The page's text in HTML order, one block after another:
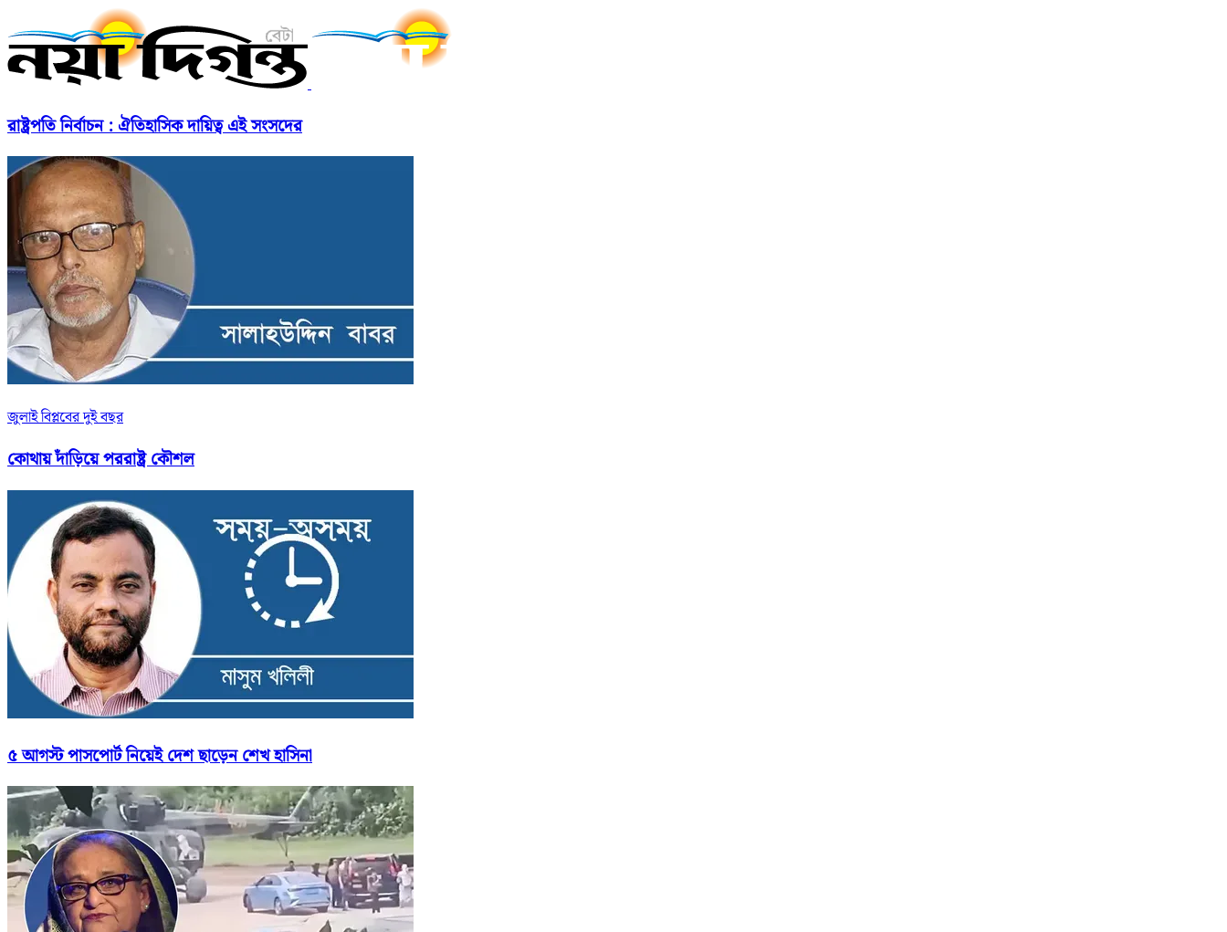
রাষ্ট্রপতি নির্বাচন : ঐতিহাসিক দায়িত্ব এই সংসদের
জুলাই বিপ্লবের দুই বছর
কোথায় দাঁড়িয়ে পররাষ্ট্র কৌশল
৫ আগস্ট পাসপোর্ট নিয়েই দেশ ছাড়েন শেখ হাসিনা